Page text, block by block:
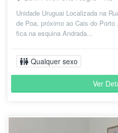
Unidade Uruguai Localizada na
de Poa, próximo ao Cais do
fica na esquina Andrada...
Qualquer sexo
Ver